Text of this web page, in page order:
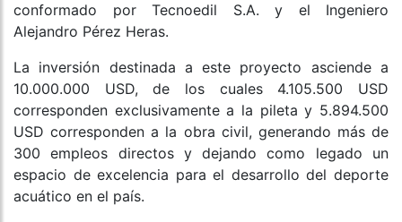
conformado por Tecnoedil S.A. y el Ingeniero
Alejandro Pérez Heras.
La inversión destinada a este proyecto asciende a
10.000.000 USD, de los cuales 4.105.500 USD
corresponden exclusivamente a la pileta y 5.894.500
USD corresponden a la obra civil, generando más de
300 empleos directos y dejando como legado un
espacio de excelencia para el desarrollo del deporte
acuático en el país.